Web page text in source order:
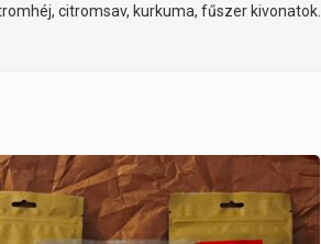
citromsav, kurkuma, fűszer kivonatok.